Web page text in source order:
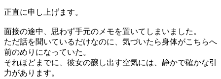
正直に申し上げます。
面接の途中、思わず手元のメモを置いてしまいました。
ただ話を聞いているだけなのに、気づいたら身体がこちらへ
前のめりになっていた。
それほどまでに、彼女の醸し出す空気には、静かで確かな引
力があります。